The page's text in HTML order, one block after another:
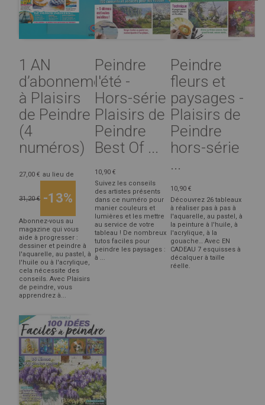
1 AN
d’abonnement
à Plaisirs
de Peindre
(4
numéros)
27,00 € au lieu de
31,20 € -13%
Abonnez-vous au
magazine qui vous
aide à progresser :
dessiner et peindre à
l'aquarelle, au pastel, à
l'huile ou à l'acrylique,
cela nécessite des
conseils. Avec Plaisirs
de peindre, vous
apprendrez à...
Peindre
l'été -
Hors-série
Plaisirs de
Peindre
Best Of ...
10,90 €
Suivez les conseils
des artistes présents
dans ce numéro pour
manier couleurs et
lumières et les mettre
au service de votre
tableau ! De nombreux
tutos faciles pour
peindre les paysages :
à ...
Peindre
fleurs et
paysages -
Plaisirs de
Peindre
hors-série
...
10,90 €
Découvrez 26 tableaux
à réaliser pas à pas à
l'aquarelle, au pastel, à
la peinture à l'huile, à
l'acrylique, à la
gouache… Avec EN
CADEAU 7 esquisses à
décalquer à taille
réelle.